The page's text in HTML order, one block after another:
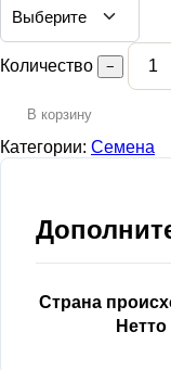
Количество −
В корзину
Категории: Семена
Страна
Нетто